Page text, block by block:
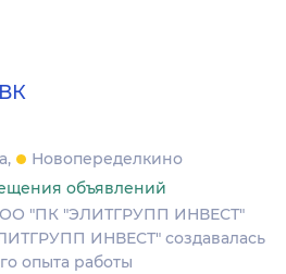
Новопеределкино
объявлений
"ПК "ЭЛИТГРУПП ИНВЕСТ"
ИНВЕСТ" создавалась
опыта работы